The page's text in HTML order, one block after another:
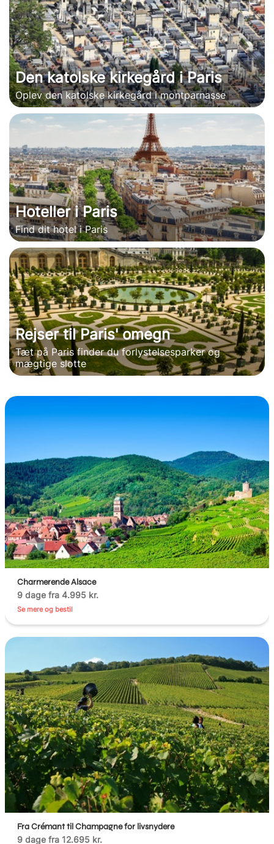
Den katolske kirkegård i Paris
Oplev den katolske kirkegård i montparnasse
Hoteller i Paris
Find dit hotel i Paris
Rejser til Paris' omegn
Tæt på Paris finder du forlystelsesparker og
mægtige slotte
Charmerende Alsace
9 dage fra 4.995 kr.
Se mere og bestil
Fra Crémant til Champagne for livsnydere
9 dage fra 12.695 kr.